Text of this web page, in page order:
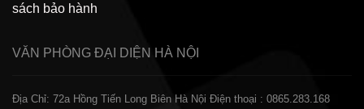
sách bảo hành
VĂN PHÒNG ĐẠI DIỆN HÀ NỘI
Địa Chỉ: 72a Hồng Tiến Long Biên Hà Nội Điện thoại : 0865.283.168